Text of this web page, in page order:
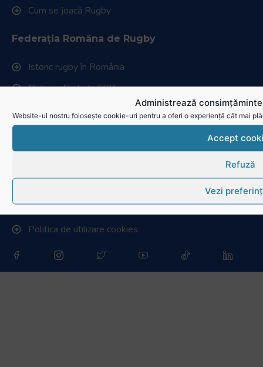
Administrează
Website-ul nostru folosește cookie-uri pentru a oferi o experiență cât mai
Accept
Refuză
Vezi
Cum se joacă Rugby
Federația Româna de Rugby
Istoric rugby în România
Cluburi afiliate la FRR
Stadionul național de rugby
Info - Anunțuri
Link-uri utile
Download
Politica de utilizare cookies